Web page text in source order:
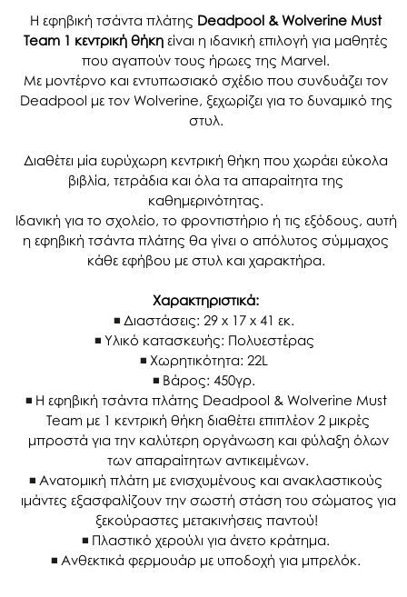
Η εφηβική τσάντα πλάτης Deadpool & Wolverine Must
Team 1 κεντρική θήκη είναι η ιδανική επιλογή για μαθητές
που αγαπούν τους ήρωες της Marvel.
Με μοντέρνο και εντυπωσιακό σχέδιο που συνδυάζει τον
Deadpool με τον Wolverine, ξεχωρίζει για το δυναμικό της
στυλ.
Διαθέτει μία ευρύχωρη κεντρική θήκη που χωράει εύκολα
βιβλία, τετράδια και όλα τα απαραίτητα της
καθημερινότητας.
Ιδανική για το σχολείο, το φροντιστήριο ή τις εξόδους, αυτή
η εφηβική τσάντα πλάτης θα γίνει ο απόλυτος σύμμαχος
κάθε εφήβου με στυλ και χαρακτήρα.
Χαρακτηριστικά:
Διαστάσεις: 29 x 17 x 41 εκ.
Υλικό κατασκευής: Πολυεστέρας
Χωρητικότητα: 22L
Βάρος: 450γρ.
Η εφηβική τσάντα πλάτης Deadpool & Wolverine Must
Team με 1 κεντρική θήκη διαθέτει επιπλέον 2 μικρές
μπροστά για την καλύτερη οργάνωση και φύλαξη όλων
των απαραίτητων αντικειμένων.
Ανατομική πλάτη με ενισχυμένους και ανακλαστικούς
ιμάντες εξασφαλίζουν την σωστή στάση του σώματος για
ξεκούραστες μετακινήσεις παντού!
Πλαστικό χερούλι για άνετο κράτημα.
Ανθεκτικά φερμουάρ με υποδοχή για μπρελόκ.